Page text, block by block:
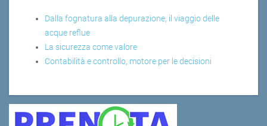
Dalla fognatura alla depurazione, il viaggio delle
acque reflue
La sicurezza come valore
Contabilità e controllo, motore per le decisioni